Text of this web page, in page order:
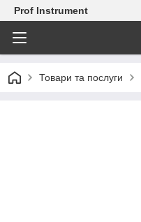
Prof Instrument
Товари та послуги